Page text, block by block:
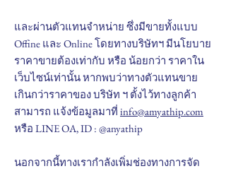
และผ่านตัวแทนจำหน่าย ซึ่งมีขายทั้งแบบ
Offine และ Online โดยทางบริษัทฯ มีนโยบาย
ราคาขายต้องเท่ากับ หรือ น้อยกว่า ราคาใน
เว็บไซน์เท่านั้น หากพบว่าทางตัวแทนขาย
เกินกว่าราคาของ บริษัท ฯ ตั้งไว้ทางลูกค้า
สามารถ แจ้งข้อมูลมาที่ info@amyathip.com
หรือ LINE OA, ID : @anyathip
นอกจากนี้ทางเรากำลังเพิ่มช่องทางการจัด